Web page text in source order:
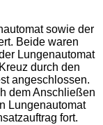
sowie der
Beide waren
Lungenautomat
durch den
angeschlossen.
dem Anschließen
Lungenautomat
fort.